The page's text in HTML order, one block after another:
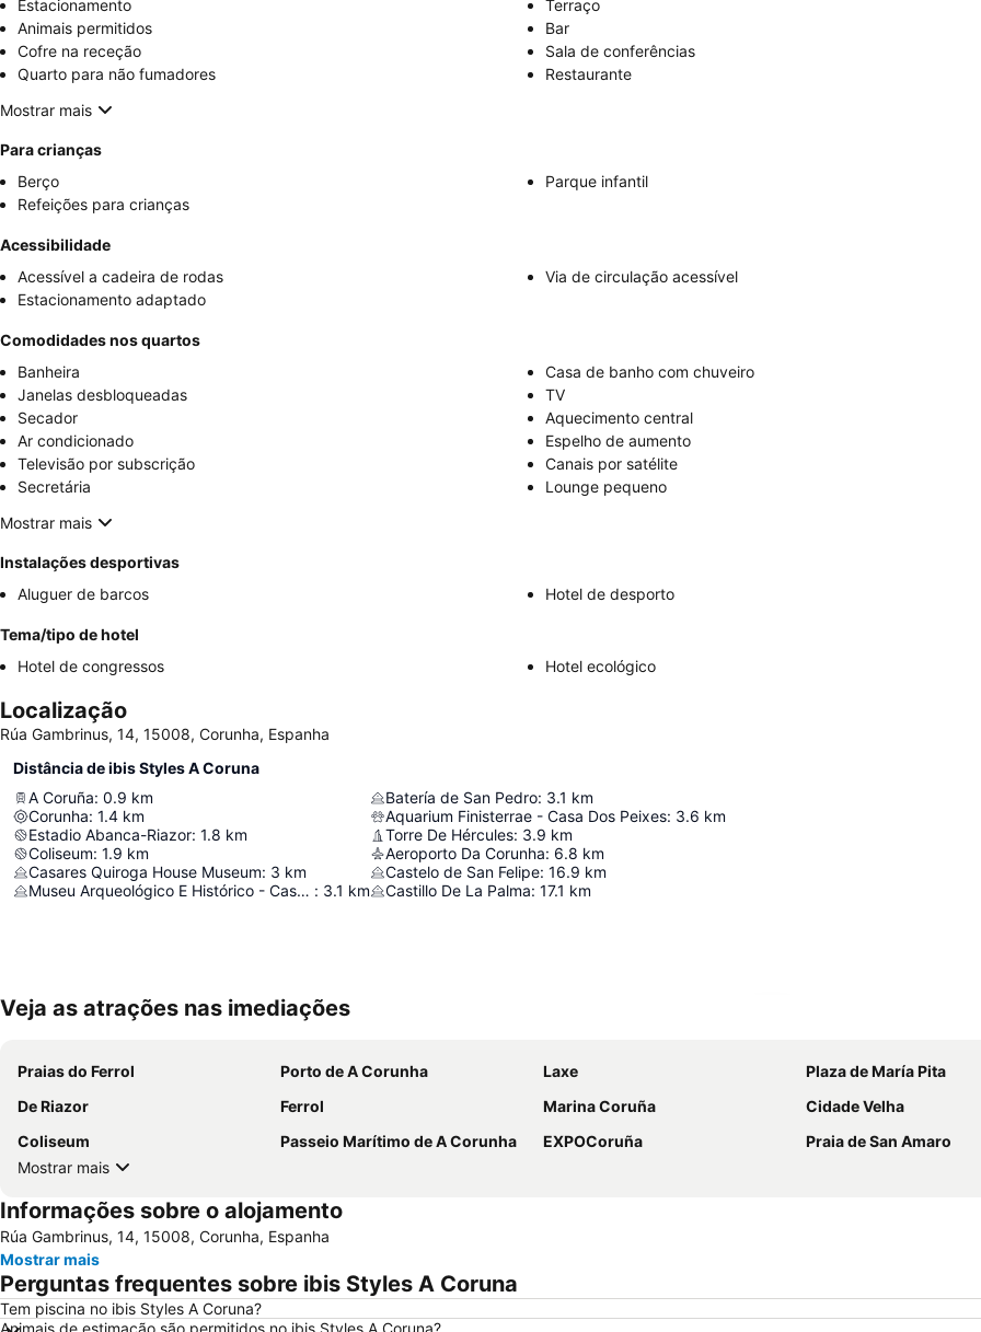
Estacionamento
Terraço
Animais permitidos
Bar
Cofre na receção
Sala de conferências
Quarto para não fumadores
Restaurante
Mostrar mais
Para crianças
Berço
Parque infantil
Refeições para crianças
Acessibilidade
Acessível a cadeira de rodas
Via de circulação acessível
Estacionamento adaptado
Comodidades nos quartos
Banheira
Casa de banho com chuveiro
Janelas desbloqueadas
TV
Secador
Aquecimento central
Ar condicionado
Espelho de aumento
Televisão por subscrição
Canais por satélite
Secretária
Lounge pequeno
Mostrar mais
Instalações desportivas
Aluguer de barcos
Hotel de desporto
Tema/tipo de hotel
Hotel de congressos
Hotel ecológico
Localização
Rúa Gambrinus, 14, 15008, Corunha, Espanha
Distância de ibis Styles A Coruna
A Coruña: 0.9 km
Corunha: 1.4 km
Estadio Abanca-Riazor: 1.8 km
Coliseum: 1.9 km
Casares Quiroga House Museum: 3 km
Museu Arqueológico E Histórico - Castelo De Santo Antão : 3.1 km
Batería de San Pedro: 3.1 km
Aquarium Finisterrae - Casa Dos Peixes: 3.6 km
Torre De Hércules: 3.9 km
Aeroporto Da Corunha: 6.8 km
Castelo de San Felipe: 16.9 km
Castillo De La Palma: 17.1 km
Veja as atrações nas imediações
Praias do Ferrol Porto de A Corunha Laxe
Plaza de María Pita
De Riazor
Ferrol Marina Coruña
Cidade Velha
Coliseum
Passeio Marítimo de A Corunha EXPOCoruña
Praia de San Amaro
Mostrar mais
Informações sobre o alojamento
Rúa Gambrinus, 14, 15008, Corunha, Espanha
Mostrar mais
Perguntas frequentes sobre ibis Styles A Coruna
Tem piscina no ibis Styles A Coruna?